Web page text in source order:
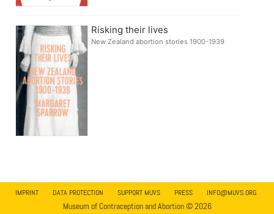
Risking their lives
New Zealand abortion stories 1900-1939
IMPRINT DATA PROTECTION SUPPORT MUVS PRESS INFO@MUVS.ORG
Museum of Contraception and Abortion © 2026